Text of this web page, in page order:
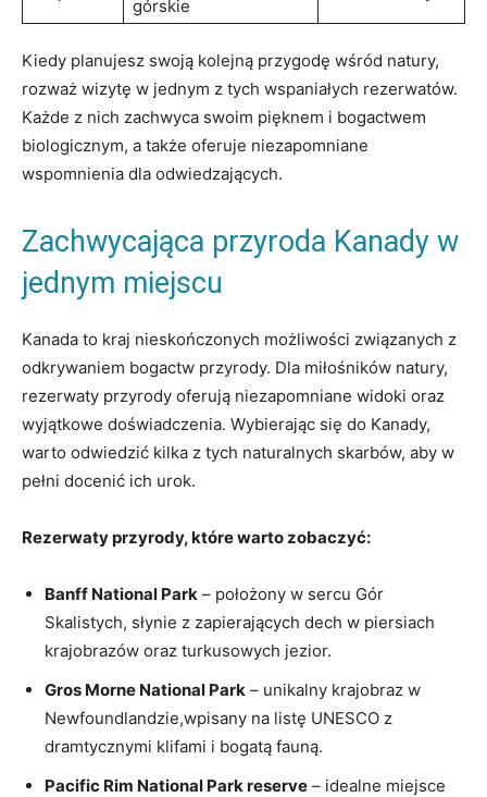
górskie
Kiedy planujesz swoją kolejną przygodę wśród natury,
rozważ wizytę w jednym z tych wspaniałych rezerwatów.
Każde z nich zachwyca swoim pięknem i bogactwem
biologicznym, a także oferuje niezapomniane
wspomnienia dla odwiedzających.
Zachwycająca przyroda Kanady w
jednym miejscu
Kanada to kraj nieskończonych możliwości związanych z
odkrywaniem bogactw przyrody. Dla miłośników natury,
rezerwaty przyrody oferują niezapomniane widoki oraz
wyjątkowe doświadczenia. Wybierając się do Kanady,
warto odwiedzić kilka z tych naturalnych skarbów, aby w
pełni docenić ich urok.
Rezerwaty przyrody, które warto zobaczyć:
Banff National Park – położony w sercu Gór
Skalistych, słynie z zapierających dech w piersiach
krajobrazów oraz turkusowych jezior.
Gros Morne National Park – unikalny krajobraz w
Newfoundlandzie,wpisany na listę UNESCO z
dramtycznymi klifami i bogatą fauną.
Pacific Rim National Park reserve – idealne miejsce